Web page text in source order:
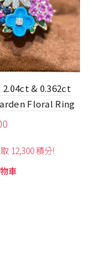
2.04ct & 0.362ct
Floral Ring
12,300 積分!
車